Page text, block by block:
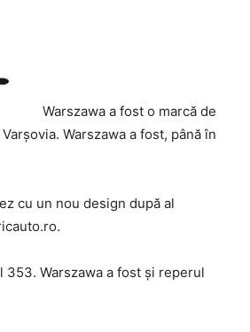
Warszawa a fost o marcă de
Warszawa a fost, până în
cu un nou design după al
353. Warszawa a fost și reperul